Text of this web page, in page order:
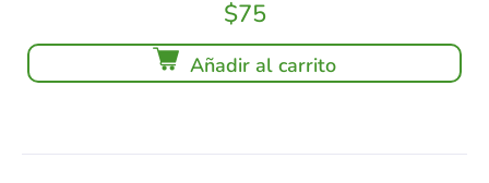
$75
Añadir al carrito